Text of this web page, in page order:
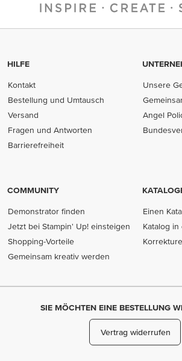
HILFE
Kontakt
Bestellung und Umtausch
Versand
Fragen und Antworten
Barrierefreiheit
Unsere
Angel
COMMUNITY
Demonstrator finden
Jetzt bei Stampin' Up! einsteigen
Shopping-Vorteile
Gemeinsam kreativ werden
Einen
Katalog
SIE MÖCHTEN EINE BESTELLUNG
Vertrag widerrufen